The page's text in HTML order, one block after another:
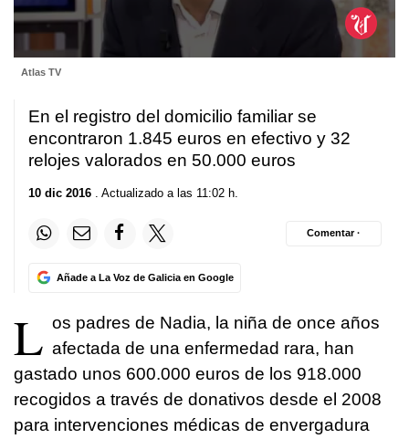
seconds
minute,
42
seconds
Atlas TV
En el registro del domicilio familiar se
encontraron 1.845 euros en efectivo y 32
relojes valorados en 50.000 euros
10 dic 2016 . Actualizado a las 11:02 h.
Añade a La Voz de Galicia en Google
Comentar ·
L os padres de Nadia, la niña de once años
afectada de una enfermedad rara, han
gastado unos 600.000 euros de los 918.000
recogidos a través de donativos desde el 2008
para intervenciones médicas de envergadura